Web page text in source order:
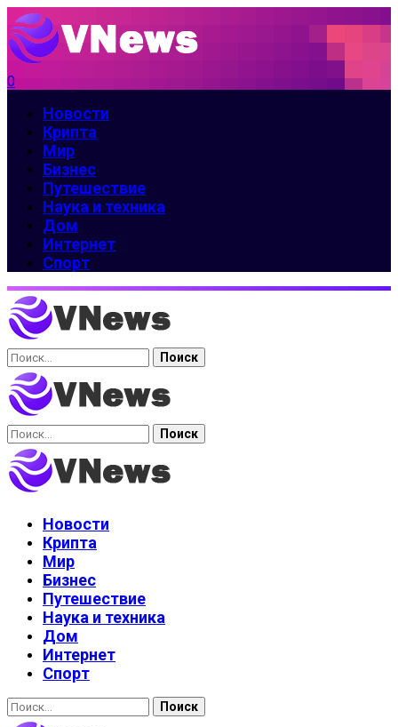
0
Новости
Крипта
Мир
Бизнес
Путешествие
Наука и техника
Дом
Интернет
Спорт
Найти:
Найти:
Новости
Крипта
Мир
Бизнес
Путешествие
Наука и техника
Дом
Интернет
Спорт
Найти: